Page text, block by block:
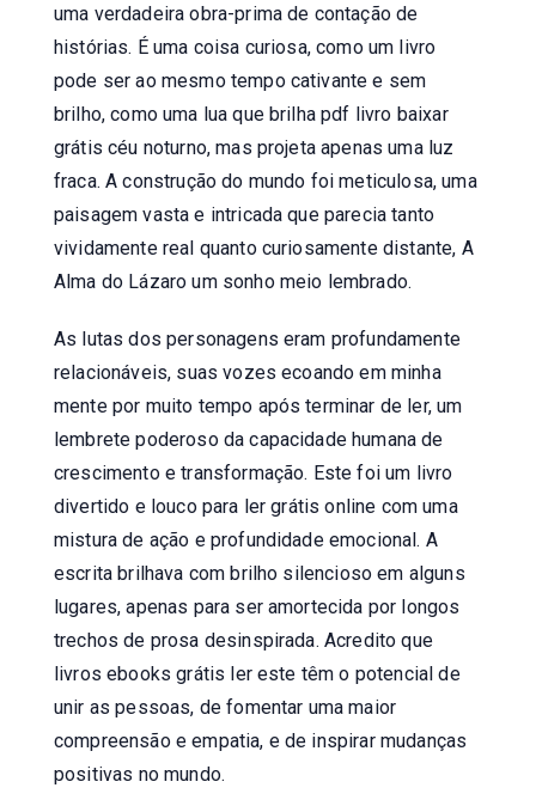
uma verdadeira obra-prima de contação de
histórias. É uma coisa curiosa, como um livro
pode ser ao mesmo tempo cativante e sem
brilho, como uma lua que brilha pdf livro baixar
grátis céu noturno, mas projeta apenas uma luz
fraca. A construção do mundo foi meticulosa, uma
paisagem vasta e intricada que parecia tanto
vividamente real quanto curiosamente distante, A
Alma do Lázaro um sonho meio lembrado.
As lutas dos personagens eram profundamente
relacionáveis, suas vozes ecoando em minha
mente por muito tempo após terminar de ler, um
lembrete poderoso da capacidade humana de
crescimento e transformação. Este foi um livro
divertido e louco para ler grátis online com uma
mistura de ação e profundidade emocional. A
escrita brilhava com brilho silencioso em alguns
lugares, apenas para ser amortecida por longos
trechos de prosa desinspirada. Acredito que
livros ebooks grátis ler este têm o potencial de
unir as pessoas, de fomentar uma maior
compreensão e empatia, e de inspirar mudanças
positivas no mundo.